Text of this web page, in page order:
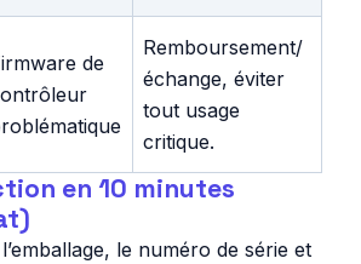
de
Remboursement/
échange, éviter
tout usage
critique.
en 10 minutes
l’emballage, le numéro de série et